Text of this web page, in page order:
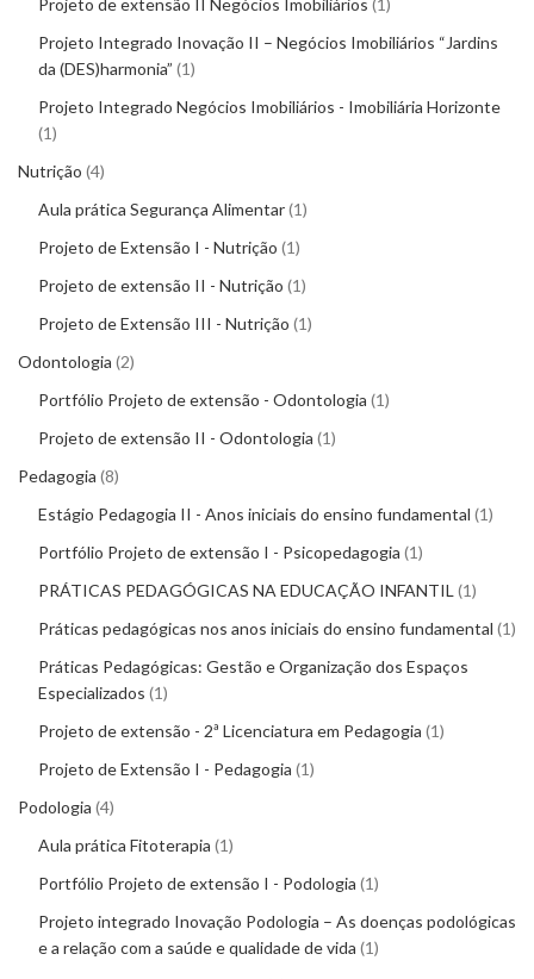
Projeto de extensão II Negócios Imobiliários 1
Projeto Integrado Inovação II – Negócios Imobiliários “Jardins
da (DES)harmonia” 1
Projeto Integrado Negócios Imobiliários - Imobiliária Horizonte
1
Nutrição 4
Aula prática Segurança Alimentar 1
Projeto de Extensão I - Nutrição 1
Projeto de extensão II - Nutrição 1
Projeto de Extensão III - Nutrição 1
Odontologia 2
Portfólio Projeto de extensão - Odontologia 1
Projeto de extensão II - Odontologia 1
Pedagogia 8
Estágio Pedagogia II - Anos iniciais do ensino fundamental 1
Portfólio Projeto de extensão I - Psicopedagogia 1
PRÁTICAS PEDAGÓGICAS NA EDUCAÇÃO INFANTIL
1
Práticas pedagógicas nos anos iniciais do ensino fundamental 1
Práticas Pedagógicas: Gestão e Organização dos Espaços
Especializados 1
Projeto de extensão - 2ª Licenciatura em Pedagogia 1
Projeto de Extensão I - Pedagogia 1
Podologia 4
Aula prática Fitoterapia 1
Portfólio Projeto de extensão I - Podologia 1
Projeto integrado Inovação Podologia – As doenças podológicas
e a relação com a saúde e qualidade de vida 1